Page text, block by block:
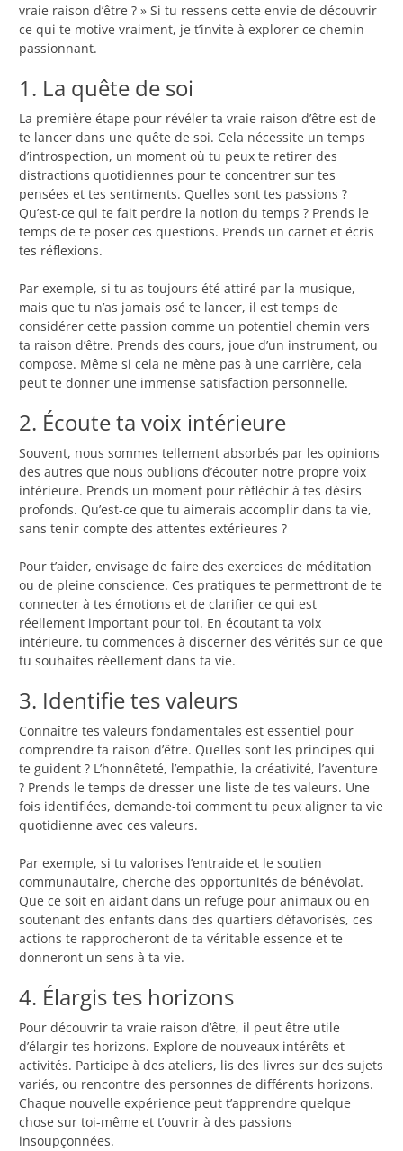
vraie raison d’être ? » Si tu ressens cette envie de découvrir
ce qui te motive vraiment, je t’invite à explorer ce chemin
passionnant.
1. La quête de soi
La première étape pour révéler ta vraie raison d’être est de
te lancer dans une quête de soi. Cela nécessite un temps
d’introspection, un moment où tu peux te retirer des
distractions quotidiennes pour te concentrer sur tes
pensées et tes sentiments. Quelles sont tes passions ?
Qu’est-ce qui te fait perdre la notion du temps ? Prends le
temps de te poser ces questions. Prends un carnet et écris
tes réflexions.
Par exemple, si tu as toujours été attiré par la musique,
mais que tu n’as jamais osé te lancer, il est temps de
considérer cette passion comme un potentiel chemin vers
ta raison d’être. Prends des cours, joue d’un instrument, ou
compose. Même si cela ne mène pas à une carrière, cela
peut te donner une immense satisfaction personnelle.
2. Écoute ta voix intérieure
Souvent, nous sommes tellement absorbés par les opinions
des autres que nous oublions d’écouter notre propre voix
intérieure. Prends un moment pour réfléchir à tes désirs
profonds. Qu’est-ce que tu aimerais accomplir dans ta vie,
sans tenir compte des attentes extérieures ?
Pour t’aider, envisage de faire des exercices de méditation
ou de pleine conscience. Ces pratiques te permettront de te
connecter à tes émotions et de clarifier ce qui est
réellement important pour toi. En écoutant ta voix
intérieure, tu commences à discerner des vérités sur ce que
tu souhaites réellement dans ta vie.
3. Identifie tes valeurs
Connaître tes valeurs fondamentales est essentiel pour
comprendre ta raison d’être. Quelles sont les principes qui
te guident ? L’honnêteté, l’empathie, la créativité, l’aventure
? Prends le temps de dresser une liste de tes valeurs. Une
fois identifiées, demande-toi comment tu peux aligner ta vie
quotidienne avec ces valeurs.
Par exemple, si tu valorises l’entraide et le soutien
communautaire, cherche des opportunités de bénévolat.
Que ce soit en aidant dans un refuge pour animaux ou en
soutenant des enfants dans des quartiers défavorisés, ces
actions te rapprocheront de ta véritable essence et te
donneront un sens à ta vie.
4. Élargis tes horizons
Pour découvrir ta vraie raison d’être, il peut être utile
d’élargir tes horizons. Explore de nouveaux intérêts et
activités. Participe à des ateliers, lis des livres sur des sujets
variés, ou rencontre des personnes de différents horizons.
Chaque nouvelle expérience peut t’apprendre quelque
chose sur toi-même et t’ouvrir à des passions
insoupçonnées.